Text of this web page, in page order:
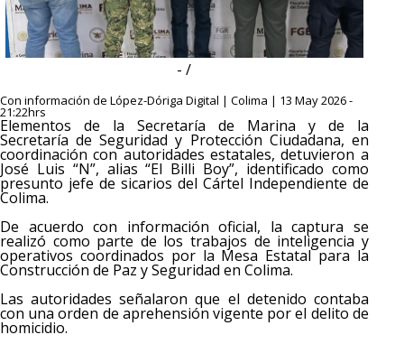
- /
Con información de López-Dóriga Digital | Colima | 13 May 2026 -
21:22hrs
Elementos de la Secretaría de Marina y de la
Secretaría de Seguridad y Protección Ciudadana, en
coordinación con autoridades estatales, detuvieron a
José Luis “N”, alias “El Billi Boy”, identificado como
presunto jefe de sicarios del Cártel Independiente de
Colima.
De acuerdo con información oficial, la captura se
realizó como parte de los trabajos de inteligencia y
operativos coordinados por la Mesa Estatal para la
Construcción de Paz y Seguridad en Colima.
Las autoridades señalaron que el detenido contaba
con una orden de aprehensión vigente por el delito de
homicidio.